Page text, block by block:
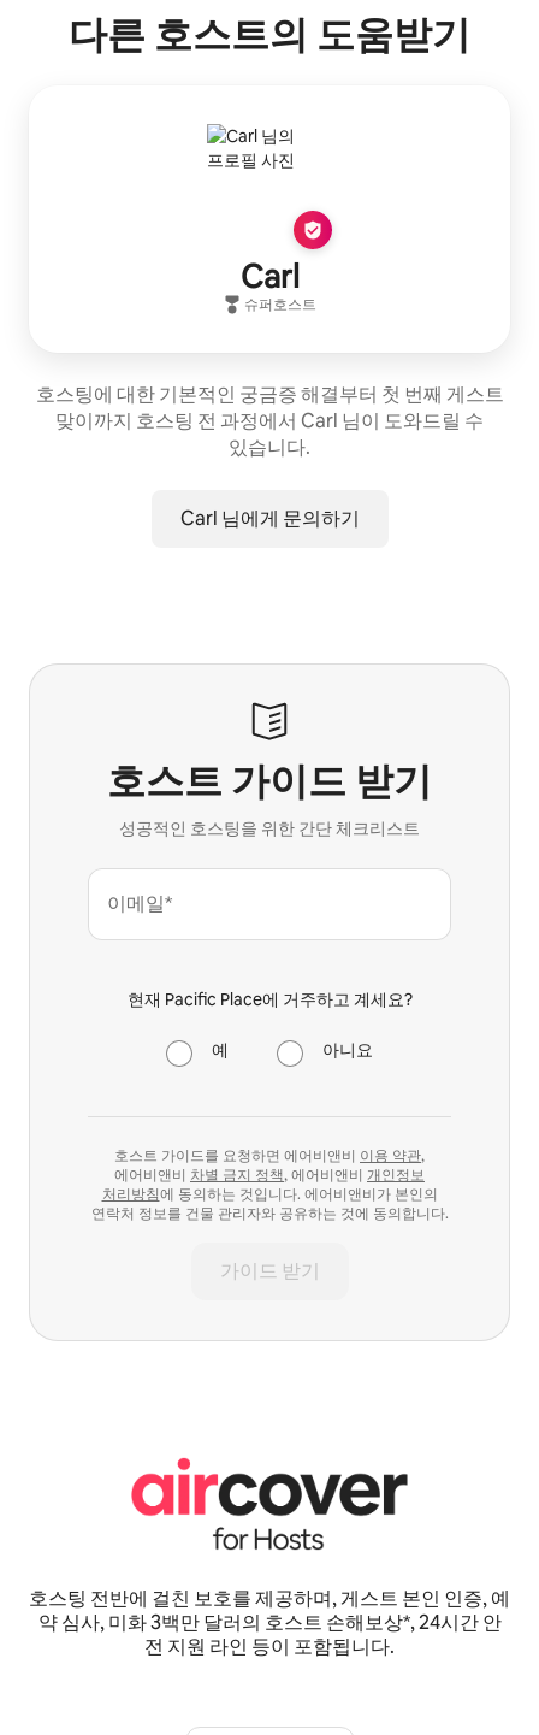
다른 호스트의 도움받기
Carl
슈퍼호스트
호스팅에 대한 기본적인 궁금증 해결부터 첫 번째 게스트
맞이까지 호스팅 전 과정에서 Carl 님이 도와드릴 수
있습니다.
Carl 님에게 문의하기
호스트 가이드 받기
성공적인 호스팅을 위한 간단 체크리스트
이메일*
현재 Pacific Place에 거주하고 계세요?
예 아니요
호스트 가이드를 요청하면 에어비앤비 이용 약관,
에어비앤비 차별 금지 정책, 에어비앤비 개인정보
처리방침에 동의하는 것입니다. 에어비앤비가 본인의
연락처 정보를 건물 관리자와 공유하는 것에 동의합니다.
가이드 받기
호스팅 전반에 걸친 보호를 제공하며, 게스트 본인 인증, 예
약 심사, 미화 3백만 달러의 호스트 손해보상*, 24시간 안
전 지원 라인 등이 포함됩니다.